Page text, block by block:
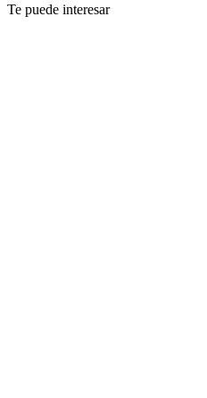
Te puede interesar